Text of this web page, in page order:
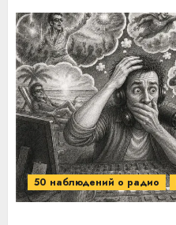
50 наблюдений о радио